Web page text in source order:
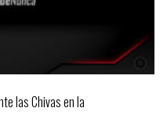
las Chivas en la